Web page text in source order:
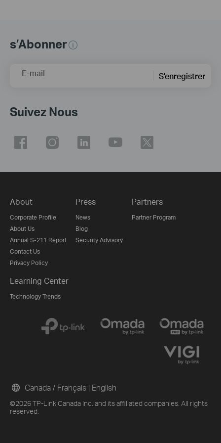
s’Abonner
E-mail S'enregistrer
Suivez Nous
About
Corporate Profile
About Us
Annual S-211 Report
Contact Us
Privacy Policy
Press
News
Blog
Security Advisory
Partners
Partner Program
Learning Center
Technology Trends
©2026 TP-Link Canada Inc. and its affiliated companies. All rights
reserved.
Canada / Français | English